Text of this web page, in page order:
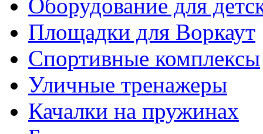
Оборудование для
Площадки для Воркаут
Спортивные комплексы
Уличные тренажеры
Качалки на пружинах